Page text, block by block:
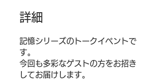
詳細
記憶シリーズのトークイベントで
す。
今回も多彩なゲストの方をお招き
してお届けします。